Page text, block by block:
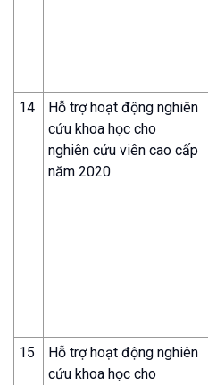
14
Hỗ trợ hoạt động nghiên
cứu khoa học cho
nghiên cứu viên cao cấp
năm 2020
15
Hỗ trợ hoạt động nghiên
cứu khoa học cho